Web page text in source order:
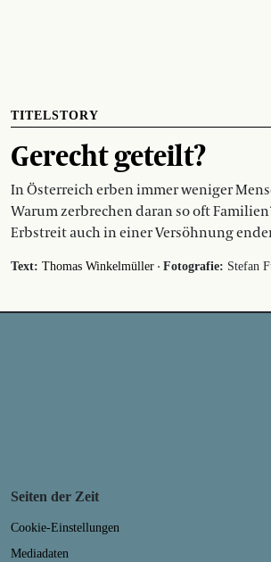
TITELSTORY
Gerecht geteilt?
In Österreich erben immer weniger
Warum zerbrechen daran so oft
Erbstreit auch in einer Versöhnung
Text: Thomas Winkelmüller · Fotografie: Stefan
Seiten der Zeit
Cookie-Einstellungen
Mediadaten